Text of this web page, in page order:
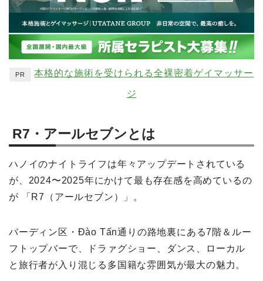
PR 本格的な施術を受けられる全裸密着ゲイマッサー
ジ
R7・アールセブンとは
ハノイのナイトライフは年々アップデートされている
が、2024〜2025年にかけて最も存在感を高めているの
が 「R7（アールセブン）」。
バーディン区・Đào Tấn通りの路地裏にある7階＆ルー
フトップバーで、ドラァグショー、ダンス、ローカル
と旅行者が入り混じる多国籍な雰囲気が最大の魅力。